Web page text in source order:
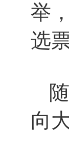
举
选
向